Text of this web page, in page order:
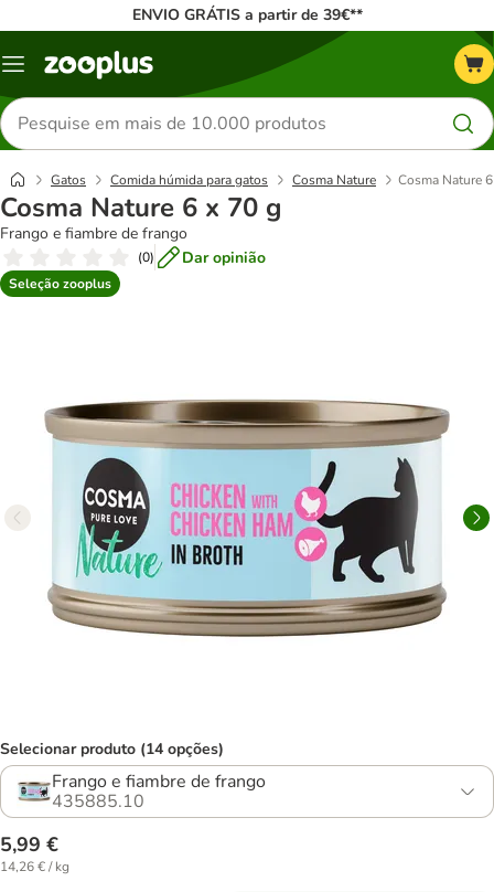
ENVIO GRÁTIS a partir de 39€**
Menu
Pesquisar
produtos
Gatos Comida húmida para gatos Cosma Nature Cosma Nature
Cosma Nature 6 x 70 g
Frango e fiambre de frango
(0) Dar opinião
Seleção zooplus
Selecionar produto (14 opções)
Frango e fiambre de frango
435885.10
5,99 €
14,26 € / kg